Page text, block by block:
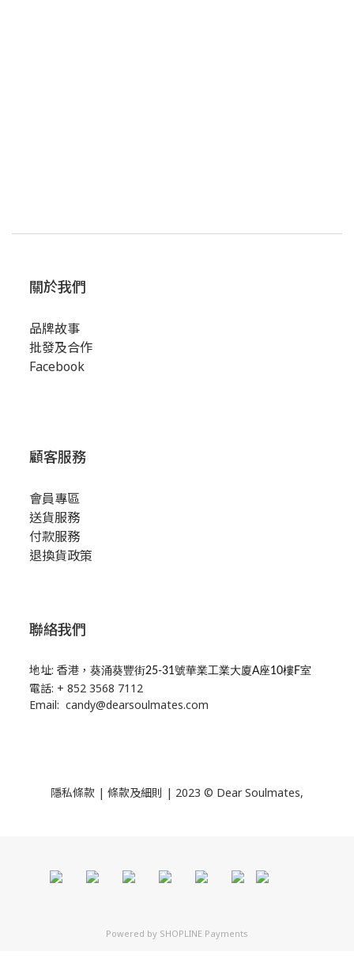
關於我們
品牌故事
批發及合作
Facebook
顧客服務
會員專區
送貨服務
付款服務
退換貨政策
聯絡我們
地址: 香港， 葵涌葵豐街25-31號華業工業大廈A座10樓F室
電話: + 852 3568 7112
Email: candy@dearsoulmates.com
隱私條款 | 條款及細則 | 2023 © Dear Soulmates,
Powered by SHOPLINE Payments